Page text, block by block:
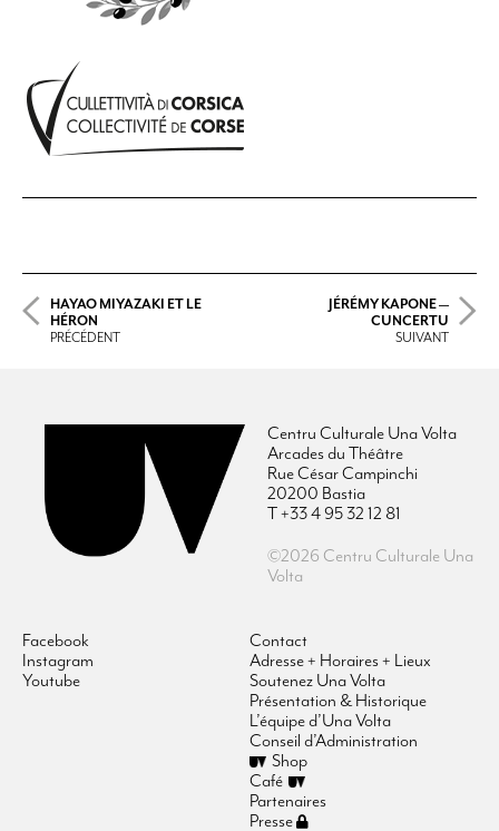
HAYAO MIYAZAKI ET LE
HÉRON
PRÉCÉDENT
JÉRÉMY KAPONE —
CUNCERTU
SUIVANT
Centru Culturale Una Volta
Arcades du Théâtre
Rue César Campinchi
20200 Bastia
T +33 4 95 32 12 81
©2026 Centru Culturale Una
Volta
Facebook
Instagram
Youtube
Contact
Adresse + Horaires + Lieux
Soutenez Una Volta
Présentation & Historique
L’équipe d’Una Volta
Conseil d’Administration
Shop
Café
Partenaires
Presse